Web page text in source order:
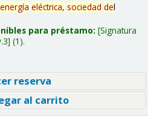
energía eléctrica, sociedad del
para préstamo: Signatura
(1).
reserva
al carrito